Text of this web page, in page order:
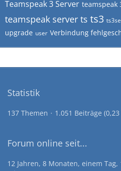
Teamspeak 3 Server teamspeak
teamspeak server ts ts3
upgrade user Verbindung
Statistik
137 Themen 1.051 Beiträge
Forum online seit...
12 Jahren, 8 Monaten, einem